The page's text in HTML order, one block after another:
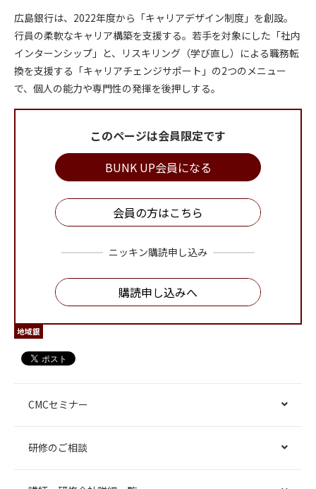
広島銀行は、2022年度から「キャリアデザイン制度」を創設。
行員の柔軟なキャリア構築を支援する。若手を対象にした「社内
インターンシップ」と、リスキリング（学び直し）による職務転
換を支援する「キャリアチェンジサポート」の2つのメニュー
で、個人の能力や専門性の発揮を後押しする。
このページは会員限定です
BUNK UP会員になる
会員の方はこちら
ニッキン購読申し込み
購読申し込みへ
地域銀
CMCセミナー
研修のご相談